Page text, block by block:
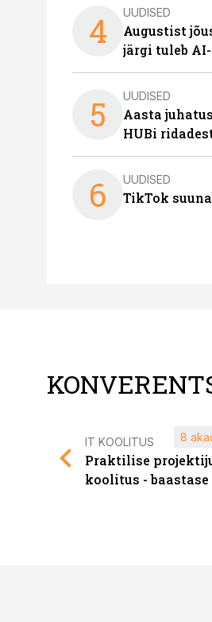
4 UUDISED
Augustist
järgi tuleb
5 UUDISED
Aasta
HUBi
6 UUDISED
TikTok
IT KOOLITUS
Praktilise
koolitus - baastase
8